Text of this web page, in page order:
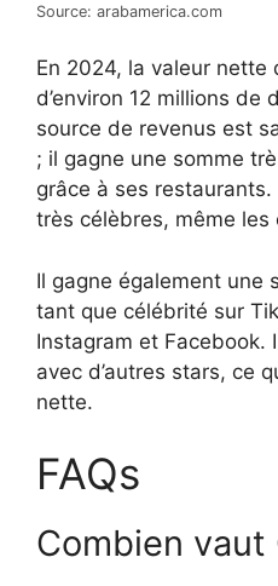
Source: arabamerica.com
En 2024, la valeur nette
d’environ 12 millions de
source de revenus est
; il gagne une somme
grâce à ses
très célèbres, même
Il gagne également une
tant que célébrité sur
Instagram et Facebook.
avec d’autres stars, ce
nette.
FAQs
Combien vaut